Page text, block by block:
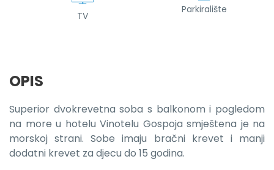
TV
Parkiralište
OPIS
Superior dvokrevetna soba s balkonom i pogledom
na more u hotelu Vinotelu Gospoja smještena je na
morskoj strani. Sobe imaju bračni krevet i manji
dodatni krevet za djecu do 15 godina.